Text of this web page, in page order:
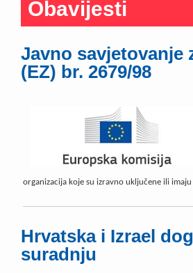
Obavijesti
Javno savjetovanje
(EZ) br. 2679/98
organizacija koje su izravno uključene ili
Hrvatska i Izrael
suradnju